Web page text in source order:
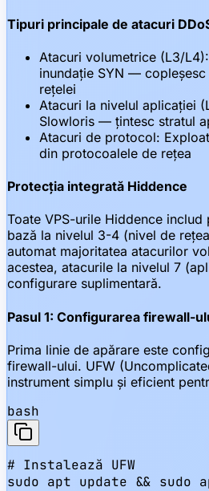
Tipuri principale de atacuri
Atacuri volumetrice (L3/
inundație SYN —
rețelei
Atacuri la nivelul aplicației
Slowloris — țintesc stratul
Atacuri de protocol:
din protocoalele de rețea
Protecția integrată Hiddence
Toate VPS-urile Hiddence
bază la nivelul 3-4 (nivel de
automat majoritatea atacurilor
acestea, atacurile la nivelul 7
configurare suplimentară.
Pasul 1: Configurarea firewall-
Prima linie de apărare este
firewall-ului. UFW
instrument simplu și eficient
bash
# Instalează UFW
sudo apt update &&